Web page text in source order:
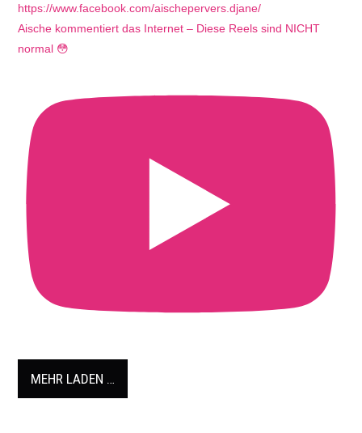
Aische kommentiert das Internet – Diese Reels sind NICHT
normal 😳
MEHR LADEN …